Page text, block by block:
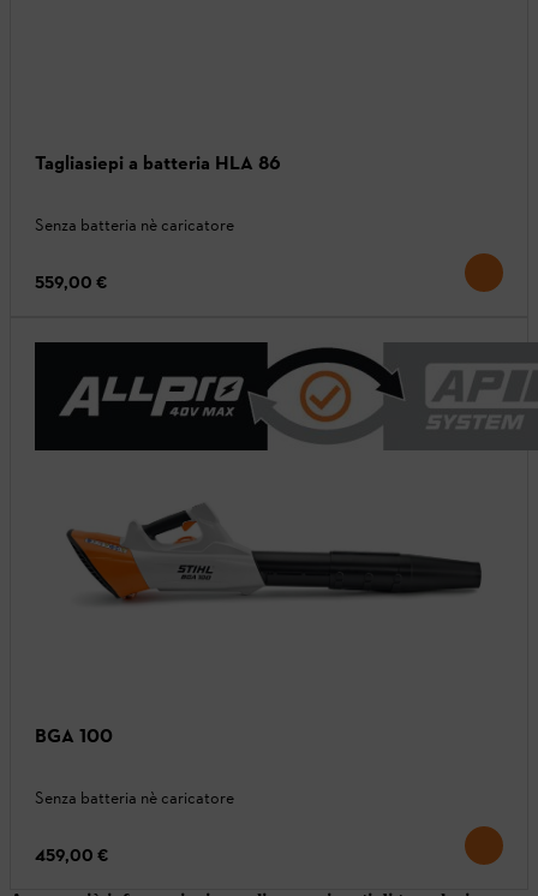
Tagliasiepi a batteria HLA 86
Senza batteria nè caricatore
559,00 €
BGA 100
Senza batteria nè caricatore
459,00 €